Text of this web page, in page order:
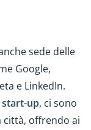
sede delle
Google,
e LinkedIn.
start-up, ci sono
città, offrendo ai